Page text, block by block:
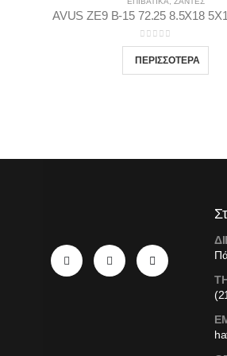
AVUS ΖΕ9 Β-15 72.25 8.5Χ18
0out of 5